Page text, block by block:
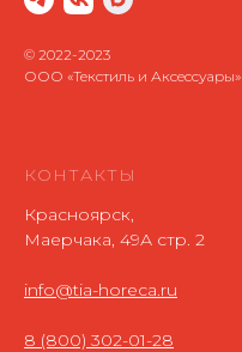
© 2022-2023
ООО «Текстиль и Аксессуары»
КОНТАКТЫ
Красноярск,
Маерчака, 49А стр. 2
info@tia-horeca.ru
8 (800) 302-01-28